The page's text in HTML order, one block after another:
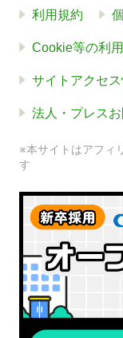
利用規約
Cookie等の利
サイトアクセ
法人・プレス
※本サイトはアフィ
す